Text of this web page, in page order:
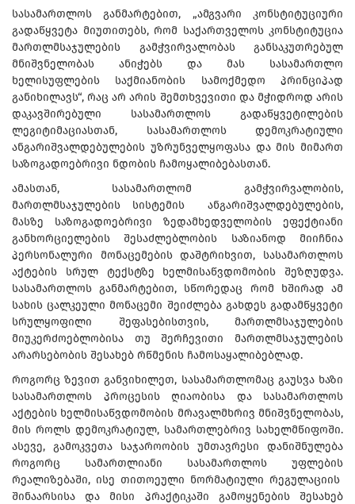
სასამართლოს განმარტებით, „ამგვარი კონსტიტუციური
გადაწყვეტა მიუთითებს, რომ საქართველოს კონსტიტუცია
მართლმსაჯულების გამჭვირვალობას განსაკუთრებულ
მნიშვნელობას ანიჭებს და მას სასამართლო
ხელისუფლების საქმიანობის სამოქმედო პრინციპად
განიხილავს“, რაც არ არის შემთხვევითი და მჭიდროდ არის
დაკავშირებული სასამართლოს გადაწყვეტილების
ლეგიტიმაციასთან, სასამართლოს დემოკრატიული
ანგარიშვალდებულების უზრუნველყოფასა და მის მიმართ
საზოგადოებრივი ნდობის ჩამოყალიბებასთან.
ამასთან, სასამართლომ გამჭვირვალობის,
მართლმსაჯულების სისტემის ანგარიშვალდებულების,
მასზე საზოგადოებრივი ზედამხედველობის ეფექტიანი
განხორციელების შესაძლებლობის საზიანოდ მიიჩნია
პერსონალური მონაცემების დაშტრიხვით, სასამართლოს
აქტების სრულ ტექსტზე ხელმისაწვდომობის შეზღუდვა.
სასამართლოს განმარტებით, სწორედაც რომ ხშირად ამ
სახის ცალკეული მონაცემი შეიძლება გახდეს გადამწყვეტი
სრულყოფილი შეფასებისთვის, მართლმსაჯულების
მიუკერძოებლობისა თუ შერჩევითი მართლმსაჯულების
არარსებობის შესახებ რწმენის ჩამოსაყალიბებლად.
როგორც ზევით განვიხილეთ, სასამართლომაც გაუსვა ხაზი
სასამართლოს პროცესის ღიაობისა და სასამართლოს
აქტების ხელმისაწვდომობის მრავალმხრივ მნიშვნელობას,
მის როლს დემოკრატიულ, სამართლებრივ სახელმწიფოში.
ასევე, გამოკვეთა საჯაროობის უმთავრესი დანიშნულება
როგორც სამართლიანი სასამართლოს უფლების
რეალიზებაში, ისე თითოეული ნორმატიული რეგულაციის
შინაარსისა და მისი პრაქტიკაში გამოყენების შესახებ